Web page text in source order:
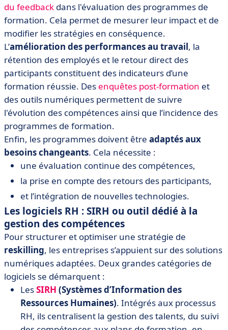
du feedback dans l'évaluation des programmes de
formation. Cela permet de mesurer leur impact et de
modifier les stratégies en conséquence.
L’amélioration des performances au travail, la
rétention des employés et le retour direct des
participants constituent des indicateurs d’une
formation réussie. Des enquêtes post-formation et
des outils numériques permettent de suivre
l'évolution des compétences ainsi que l’incidence des
programmes de formation.
Enfin, les programmes doivent être adaptés aux
besoins changeants. Cela nécessite :
une évaluation continue des compétences,
la prise en compte des retours des participants,
et l’intégration de nouvelles technologies.
Les logiciels RH : SIRH ou outil dédié à la
gestion des compétences
Pour structurer et optimiser une stratégie de
reskilling, les entreprises s’appuient sur des solutions
numériques adaptées. Deux grandes catégories de
logiciels se démarquent :
LesSIRH (Systèmes d’Information des
Ressources Humaines). Intégrés aux processus
RH, ils centralisent la gestion des talents, du suivi